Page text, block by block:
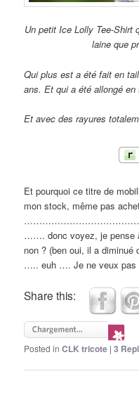
Un petit Ice Lolly Tee-Shirt
laine que
Qui plus est a été fait en
ans. Et qui a été allongé en
Et avec des rayures
Et pourquoi ce titre de
mon stock, même pas
……. donc voyez, je pense
non ? (ben oui, il a diminué
….. euh …. Je ne veux pas
Share this:
Posted in CLK tricote |3